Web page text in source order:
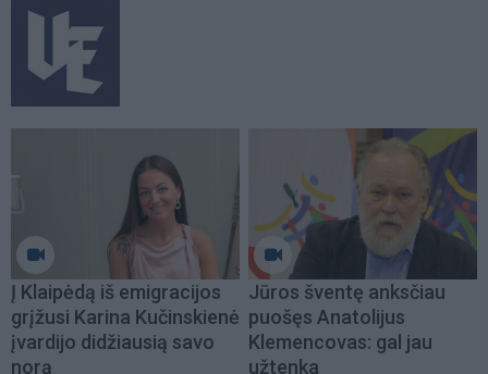
Į Klaipėdą iš emigracijos
grįžusi Karina Kučinskienė
įvardijo didžiausią savo
norą
Jūros šventę anksčiau
puošęs Anatolijus
Klemencovas: gal jau
užtenka